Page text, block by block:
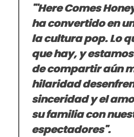
"'Here Comes
ha convertido en
la cultura pop. Lo
que hay, y
de compartir aún
hilaridad
sinceridad y el
su familia con
espectadores".